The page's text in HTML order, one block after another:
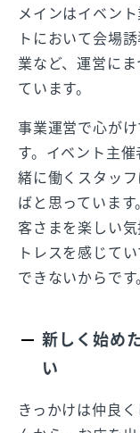
メインはイベン
トにおいて会場
業など、運営に
ています。
事業運営で心が
す。イベント主
緒に働くスタッ
ばと思っていま
客さまを楽しい
トレスを感じて
できないからです。
新しく始め
い
きっかけは仲良